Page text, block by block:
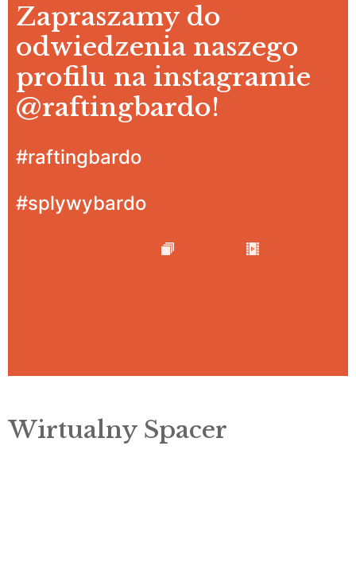
Zapraszamy do
odwiedzenia naszego
profilu na instagramie
@raftingbardo!
#raftingbardo
#splywybardo
Wirtualny Spacer